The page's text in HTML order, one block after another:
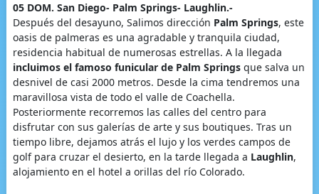
05 DOM. San Diego- Palm Springs- Laughlin.-
Después del desayuno, Salimos dirección Palm Springs, este
oasis de palmeras es una agradable y tranquila ciudad,
residencia habitual de numerosas estrellas. A la llegada
incluimos el famoso funicular de Palm Springsque salva un
desnivel de casi 2000 metros. Desde la cima tendremos una
maravillosa vista de todo el valle de Coachella.
Posteriormente recorremos las calles del centro para
disfrutar con sus galerías de arte y sus boutiques. Tras un
tiempo libre, dejamos atrás el lujo y los verdes campos de
golf para cruzar el desierto, en la tarde llegada a Laughlin,
alojamiento en el hotel a orillas del río Colorado.